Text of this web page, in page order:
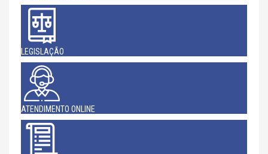
LEGISLAÇÃO
ATENDIMENTO ONLINE